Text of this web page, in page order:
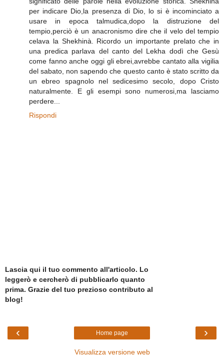
per indicare Dio,la presenza di Dio, lo si è incominciato a
usare in epoca talmudica,dopo la distruzione del
tempio,perciò è un anacronismo dire che il velo del tempio
celava la Shekhinà. Ricordo un importante prelato che in
una predica parlava del canto del Lekha dodì che Gesù
come fanno anche oggi gli ebrei,avrebbe cantato alla vigilia
del sabato, non sapendo che questo canto è stato scritto da
un ebreo spagnolo nel sedicesimo secolo, dopo Cristo
naturalmente. E gli esempi sono numerosi,ma lasciamo
perdere...
Rispondi
Lascia qui il tuo commento all'articolo. Lo
leggerò e cercherò di pubblicarlo quanto
prima. Grazie del tuo prezioso contributo al
blog!
‹ ›
Home page
Visualizza versione web